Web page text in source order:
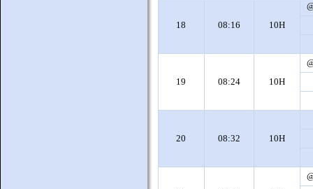
18 08:16 10H
19 08:24 10H
20 08:32 10H